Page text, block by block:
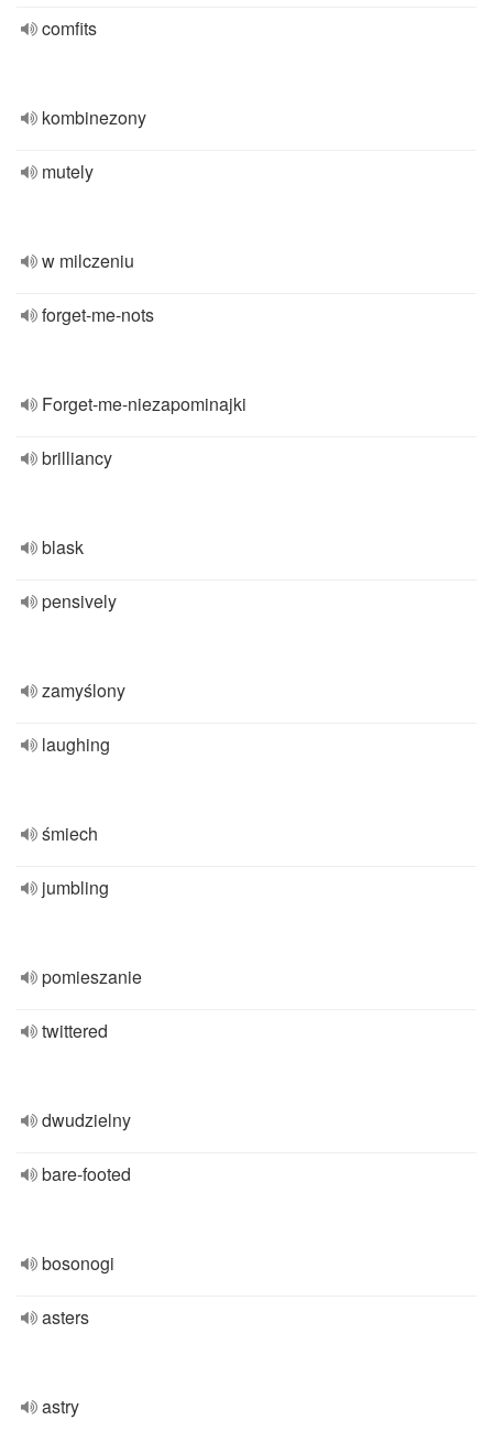
comfits
kombinezony
mutely
w milczeniu
forget-me-nots
Forget-me-niezapominajki
brilliancy
blask
pensively
zamyślony
laughing
śmiech
jumbling
pomieszanie
twittered
dwudzielny
bare-footed
bosonogi
asters
astry